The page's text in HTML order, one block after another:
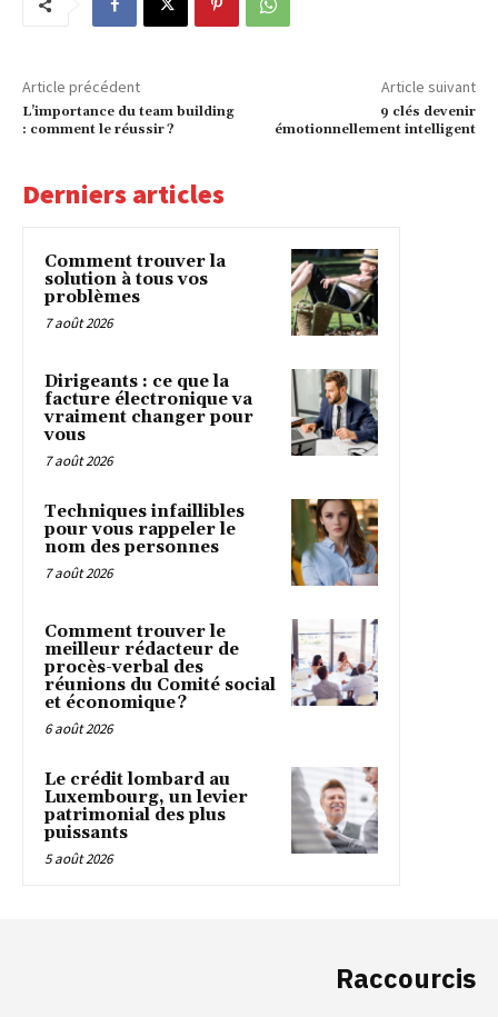
Article précédent
L’importance du team building
: comment le réussir ?
Article suivant
9 clés devenir
émotionnellement intelligent
Derniers articles
Comment trouver la
solution à tous vos
problèmes
7 août 2026
Dirigeants : ce que la
facture électronique va
vraiment changer pour
vous
7 août 2026
Techniques infaillibles
pour vous rappeler le
nom des personnes
7 août 2026
Comment trouver le
meilleur rédacteur de
procès-verbal des
réunions du Comité social
et économique ?
6 août 2026
Le crédit lombard au
Luxembourg, un levier
patrimonial des plus
puissants
5 août 2026
Raccourcis